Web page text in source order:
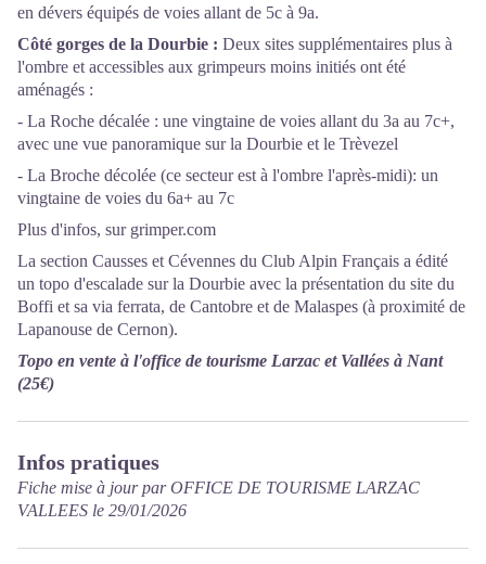
en dévers équipés de voies allant de 5c à 9a.
Côté gorges de la Dourbie : Deux sites supplémentaires plus à
l'ombre et accessibles aux grimpeurs moins initiés ont été
aménagés :
- La Roche décalée : une vingtaine de voies allant du 3a au 7c+,
avec une vue panoramique sur la Dourbie et le Trèvezel
- La Broche décolée (ce secteur est à l'ombre l'après-midi): un
vingtaine de voies du 6a+ au 7c
Plus d'infos, sur grimper.com
La section Causses et Cévennes du Club Alpin Français a édité
un topo d'escalade sur la Dourbie avec la présentation du site du
Boffi et sa via ferrata, de Cantobre et de Malaspes (à proximité de
Lapanouse de Cernon).
Topo en vente à l'office de tourisme Larzac et Vallées à Nant
(25€)
Infos pratiques
Fiche mise à jour par OFFICE DE TOURISME LARZAC
VALLEES le 29/01/2026